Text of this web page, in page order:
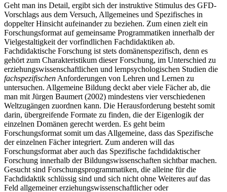
Geht man ins Detail, ergibt sich der instruktive Stimulus des GFD-
Vorschlags aus dem Versuch, Allgemeines und Spezifisches in
doppelter Hinsicht aufeinander zu beziehen. Zum einen zielt ein
Forschungsformat auf gemeinsame Programmatiken innerhalb der
Vielgestaltigkeit der vorfindlichen Fachdidaktiken ab.
Fachdidaktische Forschung ist stets domänenspezifisch, denn es
gehört zum Charakteristikum dieser Forschung, im Unterschied zu
erziehungswissenschaftlichen und lernpsychologischen Studien die
fachspezifischen Anforderungen von Lehren und Lernen zu
untersuchen. Allgemeine Bildung deckt aber viele Fächer ab, die
man mit Jürgen Baumert (2002) mindestens vier verschiedenen
Weltzugängen zuordnen kann. Die Herausforderung besteht somit
darin, übergreifende Formate zu finden, die der Eigenlogik der
einzelnen Domänen gerecht werden. Es geht beim
Forschungsformat somit um das Allgemeine, dass das Spezifische
der einzelnen Fächer integriert. Zum anderen will das
Forschungsformat aber auch das Spezifische fachdidaktischer
Forschung innerhalb der Bildungswissenschaften sichtbar machen.
Gesucht sind Forschungsprogrammatiken, die alleine für die
Fachdidaktik schlüssig sind und sich nicht ohne Weiteres auf das
Feld allgemeiner erziehungswissenschaftlicher oder